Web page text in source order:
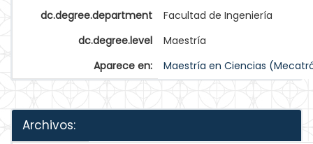
dc.degree.department
Facultad de Ingeniería
dc.degree.level
Maestría
Aparece en:
Maestría en Ciencias
Archivos: